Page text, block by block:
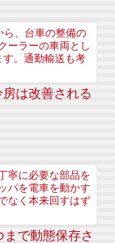
ら、台車の整備の
ーラーの車両とし
す。通勤輸送も考
房は改善される
寧に必要な部品を
パを電車を動かす
なく本来回すはず
まで動態保存さ